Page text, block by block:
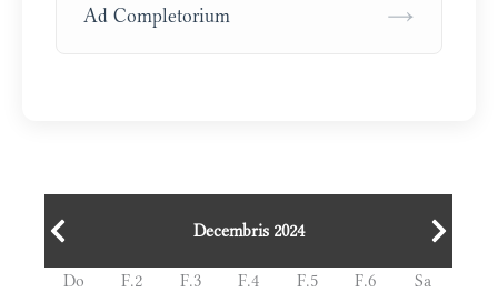
Ad Completorium →
Decembris 2024
Do F.2 F.3 F.4 F.5 F.6
Sa